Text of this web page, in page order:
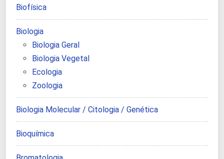
Biofísica
Biologia
Biologia Geral
Biologia Vegetal
Ecologia
Zoologia
Biologia Molecular / Citologia / Genética
Bioquímica